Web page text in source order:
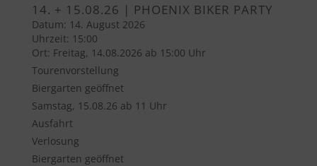
14. + 15.08.26 | PHOENIX BIKER PARTY
Datum: 14. August 2026
Uhrzeit: 15:00
Ort: Freitag, 14.08.2026 ab 15:00 Uhr
Tourenvorstellung
Biergarten geöffnet
Samstag, 15.08.26 ab 11 Uhr
Ausfahrt
Verlosung
Biergarten geöffnet